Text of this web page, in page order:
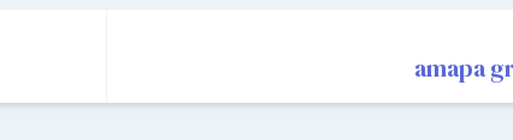
amapa